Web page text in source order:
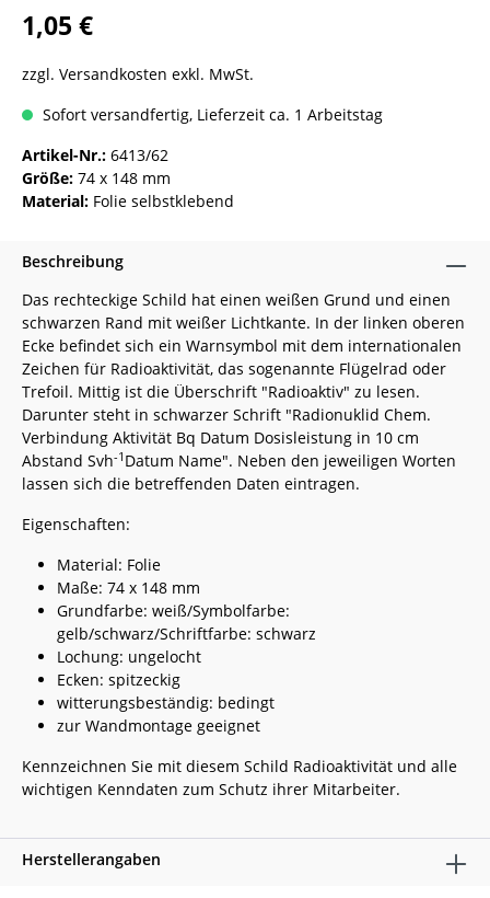
1,05 €
zzgl. Versandkosten exkl. MwSt.
Sofort versandfertig, Lieferzeit ca. 1 Arbeitstag
Artikel-Nr.: 6413/62
Größe: 74 x 148 mm
Material: Folie selbstklebend
Beschreibung
Das rechteckige Schild hat einen weißen Grund und einen
schwarzen Rand mit weißer Lichtkante. In der linken oberen
Ecke befindet sich ein Warnsymbol mit dem internationalen
Zeichen für Radioaktivität, das sogenannte Flügelrad oder
Trefoil. Mittig ist die Überschrift "Radioaktiv" zu lesen.
Darunter steht in schwarzer Schrift "Radionuklid Chem.
Verbindung Aktivität Bq Datum Dosisleistung in 10 cm
Abstand Svh-1 Datum Name". Neben den jeweiligen Worten
lassen sich die betreffenden Daten eintragen.
Eigenschaften:
Material: Folie
Maße: 74 x 148 mm
Grundfarbe: weiß/Symbolfarbe:
gelb/schwarz/Schriftfarbe: schwarz
Lochung: ungelocht
Ecken: spitzeckig
witterungsbeständig: bedingt
zur Wandmontage geeignet
Kennzeichnen Sie mit diesem Schild Radioaktivität und alle
wichtigen Kenndaten zum Schutz ihrer Mitarbeiter.
Herstellerangaben